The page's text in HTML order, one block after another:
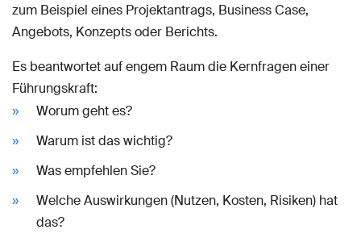
zum Beispiel eines Projektantrags, Business Case,
Angebots, Konzepts oder Berichts.
Es beantwortet auf engem Raum die Kernfragen einer
Führungskraft:
Worum geht es?
Warum ist das wichtig?
Was empfehlen Sie?
Welche Auswirkungen (Nutzen, Kosten, Risiken) hat
das?